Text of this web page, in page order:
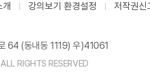
강의보기 환경설정 저작권신
64 (동내동 1119) 우)41061
RIGHTS RESERVED